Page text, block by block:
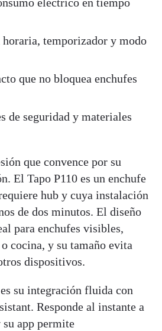
eléctrico en tiempo
temporizador y modo
que no bloquea enchufes
de seguridad y materiales
que convence por su
El Tapo P110 es un enchufe
hub y cuya instalación
de dos minutos. El diseño
para enchufes visibles,
cocina, y su tamaño evita
dispositivos.
su integración fluida con
Responde al instante a
su app permite